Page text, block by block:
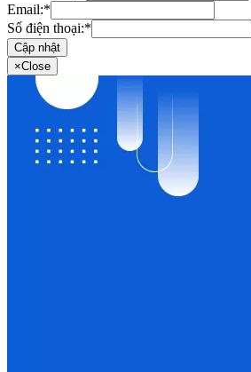
Email:*
Số điện thoại:*
Cập nhật
×Close